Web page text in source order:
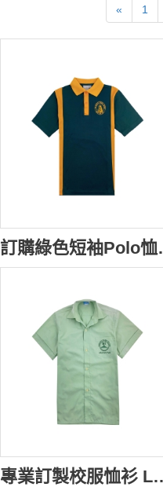
« 1
訂購綠色短袖Polo恤
專業訂製校服恤衫 Logo繡花款式